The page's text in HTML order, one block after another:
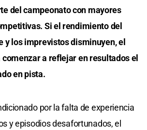
del campeonato con mayores
Si el rendimiento del
y los imprevistos disminuyen, el
a reflejar en resultados el
en pista.
por la falta de experiencia
y episodios desafortunados, el